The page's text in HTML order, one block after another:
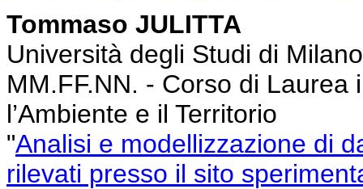
Tommaso JULITTA
Università degli Studi di
MM.FF.NN. - Corso di Laurea
l’Ambiente e il Territorio
"Analisi e modellizzazione di
rilevati presso il sito